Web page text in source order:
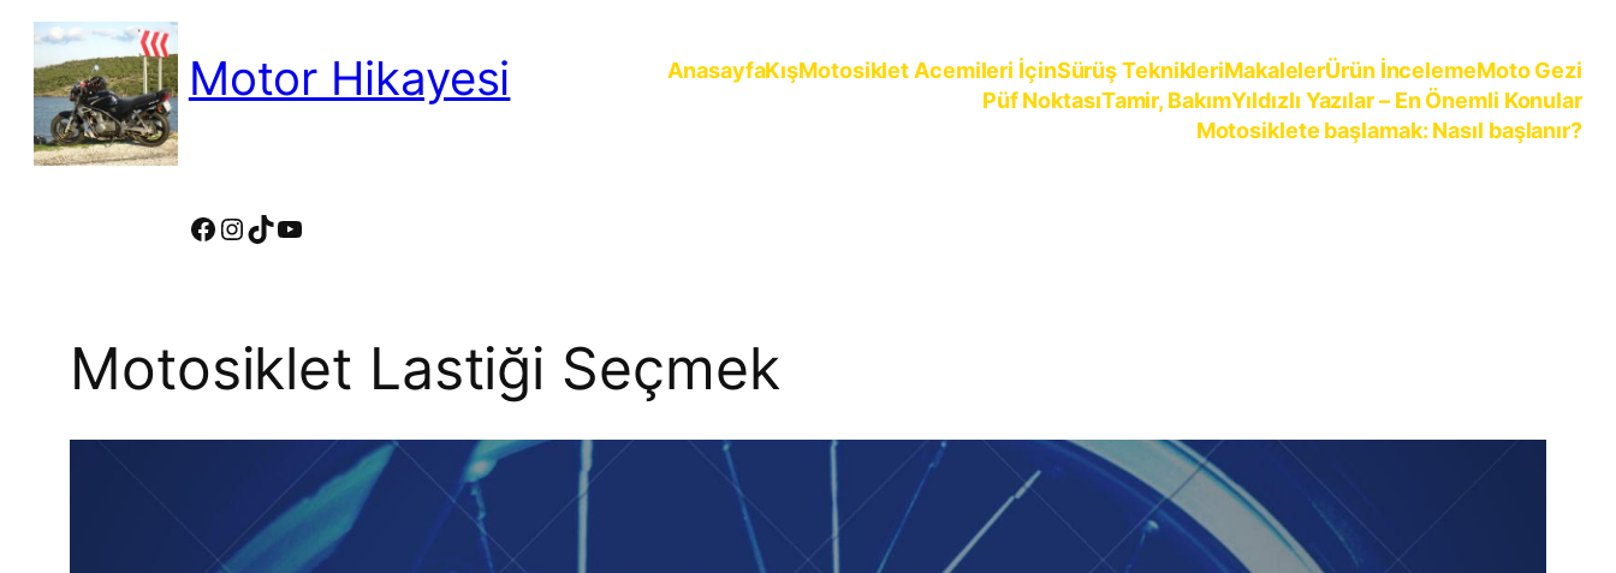
İçeriğe
geç
Motor Hikayesi
Facebook InstagramTikTok YouTube
AnasayfaKışMotosiklet Acemileri İçinSürüş TeknikleriMakalelerÜrün İncelemeMoto Gezi
Püf NoktasıTamir, BakımYıldızlı Yazılar – En Önemli Konular
Motosiklete başlamak: Nasıl başlanır?
Motosiklet Lastiği Seçmek